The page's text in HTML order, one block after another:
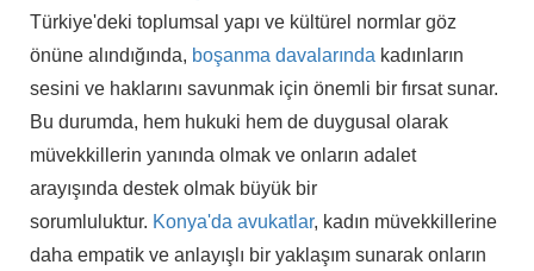
Türkiye'deki toplumsal yapı ve kültürel normlar göz
önüne alındığında, boşanma davalarında kadınların
sesini ve haklarını savunmak için önemli bir fırsat sunar.
Bu durumda, hem hukuki hem de duygusal olarak
müvekkillerin yanında olmak ve onların adalet
arayışında destek olmak büyük bir
sorumluluktur. Konya'da avukatlar, kadın müvekkillerine
daha empatik ve anlayışlı bir yaklaşım sunarak onların